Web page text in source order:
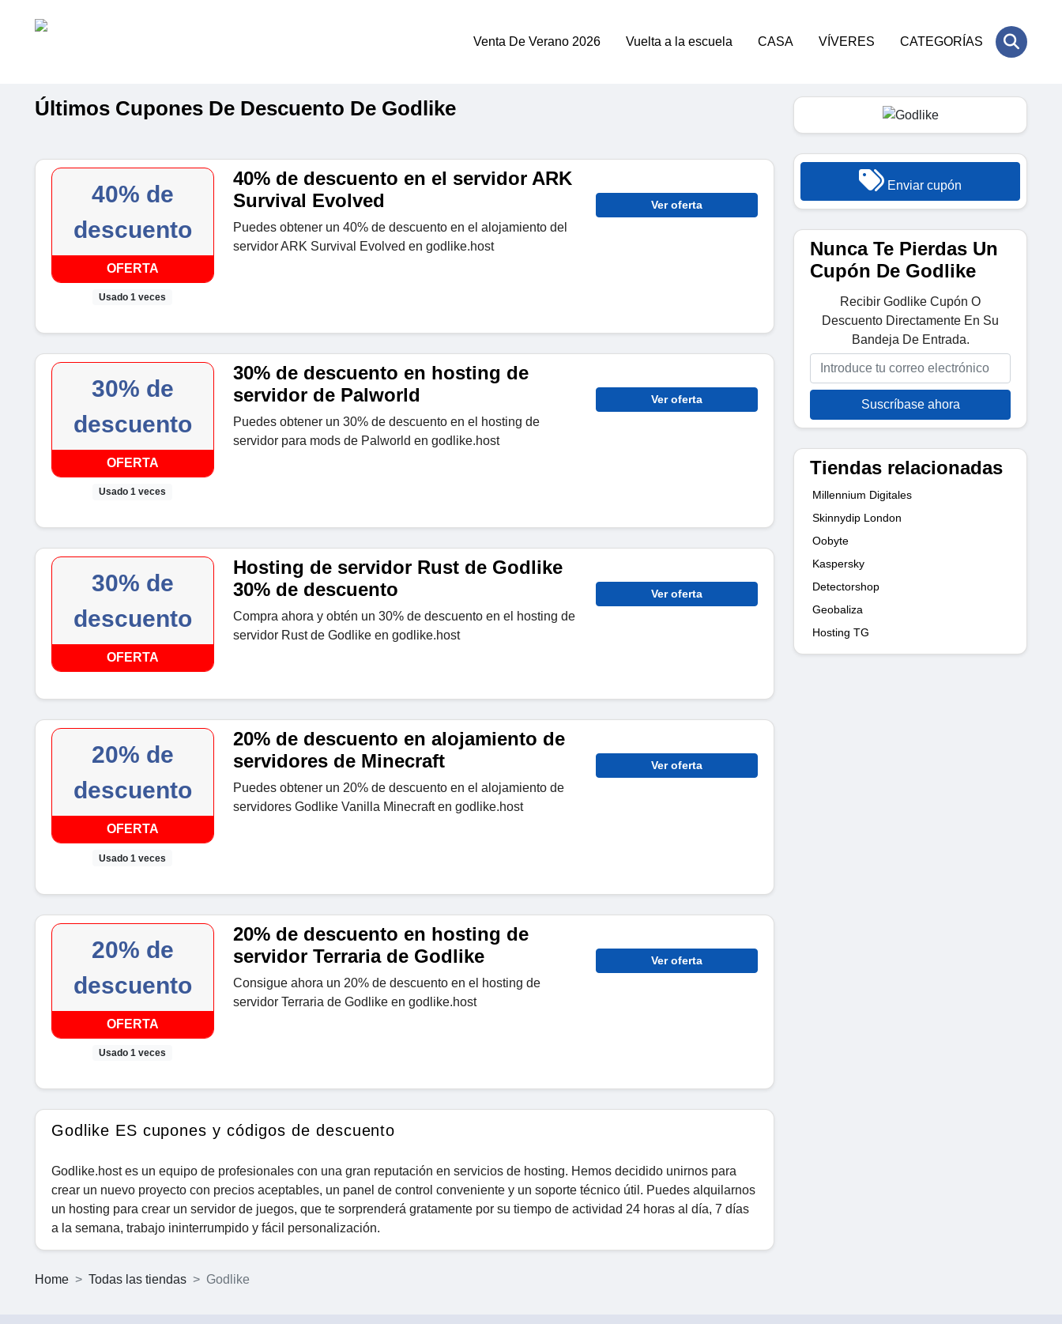
Venta De Verano 2026 Vuelta a la escuela CASA VÍVERES CATEGORÍAS
Últimos Cupones De Descuento De Godlike
40% de
descuento
OFERTA
Usado 1 veces
40% de descuento en el servidor ARK
Survival Evolved
Puedes obtener un 40% de descuento en el alojamiento del
servidor ARK Survival Evolved en godlike.host
Ver oferta
30% de
descuento
OFERTA
Usado 1 veces
30% de descuento en hosting de
servidor de Palworld
Puedes obtener un 30% de descuento en el hosting de
servidor para mods de Palworld en godlike.host
Ver oferta
30% de
descuento
OFERTA
Hosting de servidor Rust de Godlike
30% de descuento
Compra ahora y obtén un 30% de descuento en el hosting de
servidor Rust de Godlike en godlike.host
Ver oferta
20% de
descuento
OFERTA
Usado 1 veces
20% de descuento en alojamiento de
servidores de Minecraft
Puedes obtener un 20% de descuento en el alojamiento de
servidores Godlike Vanilla Minecraft en godlike.host
Ver oferta
20% de
descuento
OFERTA
Usado 1 veces
20% de descuento en hosting de
servidor Terraria de Godlike
Consigue ahora un 20% de descuento en el hosting de
servidor Terraria de Godlike en godlike.host
Ver oferta
Godlike ES cupones y códigos de descuento
Godlike.host es un equipo de profesionales con una gran reputación en servicios de hosting. Hemos decidido unirnos para
crear un nuevo proyecto con precios aceptables, un panel de control conveniente y un soporte técnico útil. Puedes alquilarnos
un hosting para crear un servidor de juegos, que te sorprenderá gratamente por su tiempo de actividad 24 horas al día, 7 días
a la semana, trabajo ininterrumpido y fácil personalización.
Enviar cupón
Nunca Te Pierdas Un
Cupón De Godlike
Recibir Godlike Cupón O
Descuento Directamente En Su
Bandeja De Entrada.
Suscríbase ahora
Tiendas relacionadas
Millennium Digitales
Skinnydip London
Oobyte
Kaspersky
Detectorshop
Geobaliza
Hosting TG
Home Todas las tiendas Godlike